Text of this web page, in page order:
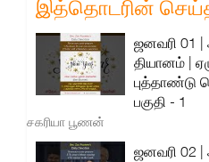
இத்தொடரின்
ஜனவரி 01
தியானம் |
புத்தாண்டு
பகுதி - 1
சகரியா பூணன்
ஜனவரி 02